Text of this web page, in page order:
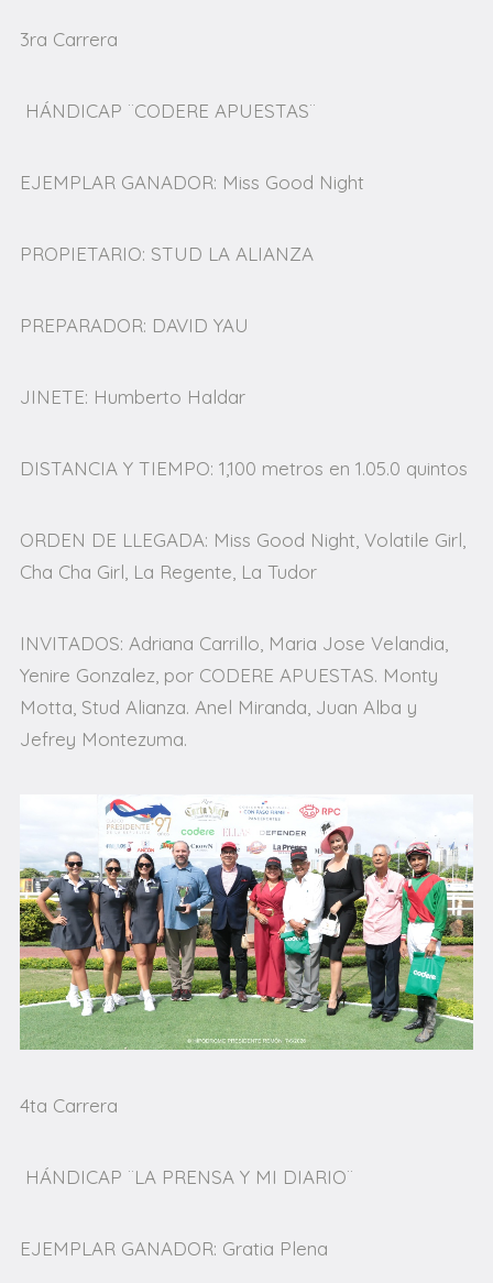
3ra Carrera
HÁNDICAP ¨CODERE APUESTAS¨
EJEMPLAR GANADOR: Miss Good Night
PROPIETARIO: STUD LA ALIANZA
PREPARADOR: DAVID YAU
JINETE: Humberto Haldar
DISTANCIA Y TIEMPO: 1,100 metros en 1.05.0 quintos
ORDEN DE LLEGADA: Miss Good Night, Volatile Girl,
Cha Cha Girl, La Regente, La Tudor
INVITADOS: Adriana Carrillo, Maria Jose Velandia,
Yenire Gonzalez, por CODERE APUESTAS. Monty
Motta, Stud Alianza. Anel Miranda, Juan Alba y
Jefrey Montezuma.
4ta Carrera
HÁNDICAP ¨LA PRENSA Y MI DIARIO¨
EJEMPLAR GANADOR: Gratia Plena